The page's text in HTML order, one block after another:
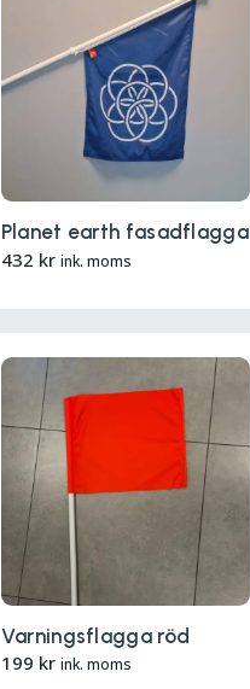
Planet earth fasadflagga
432 kr ink. moms
Varningsflagga röd
199 kr ink. moms